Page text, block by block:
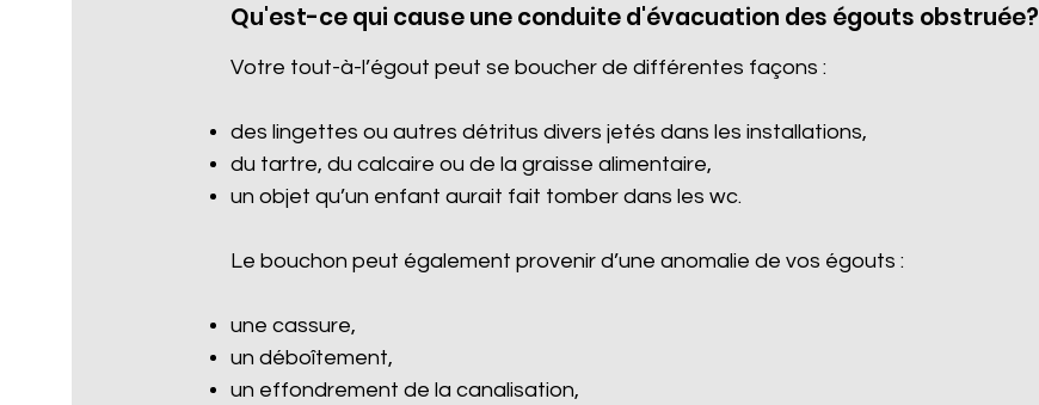
Qu'est-ce qui cause une conduite d'évacuation des égouts obstruée?
Votre tout-à-l’égout peut se boucher de différentes façons :
des lingettes ou autres détritus divers jetés dans les installations,
du tartre, du calcaire ou de la graisse alimentaire,
un objet qu’un enfant aurait fait tomber dans les wc.
Le bouchon peut également provenir d’une anomalie de vos égouts :
une cassure,
un déboîtement,
un effondrement de la canalisation,